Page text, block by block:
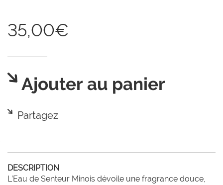
35,00€
Ajouter au panier
Partagez
DESCRIPTION
L’Eau de Senteur Minois dévoile une fragrance douce,